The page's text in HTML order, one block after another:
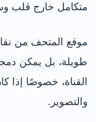
متكامل خارج قلب
موقع المتحف من
طويلة، بل يمكن
القناة، خصوصًا
والتصوير.